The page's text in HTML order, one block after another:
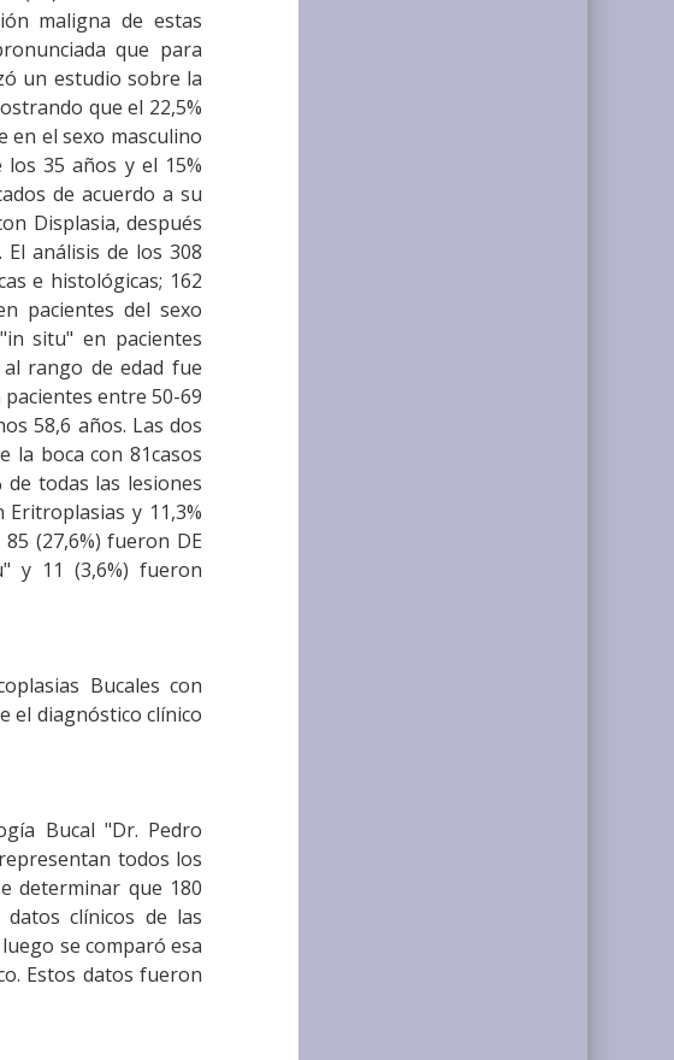
maligna de estas
que para
un estudio sobre la
que el 22,5%
en el sexo masculino
los 35 años y el 15%
de acuerdo a su
Displasia, después
análisis de los 308
e histológicas; 162
pacientes del sexo
situ" en pacientes
rango de edad fue
entre 50-69
58,6 años. Las dos
la boca con 81casos
de todas las lesiones
y 11,3%
(27,6%) fueron DE
y 11 (3,6%) fueron
Bucales con
el diagnóstico clínico
Bucal "Dr. Pedro
todos los
determinar que 180
clínicos de las
se comparó esa
Estos datos fueron